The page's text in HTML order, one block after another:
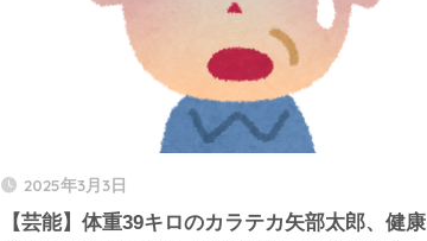
2025年3月3日
【芸能】体重39キロのカラテカ矢部太郎、健康